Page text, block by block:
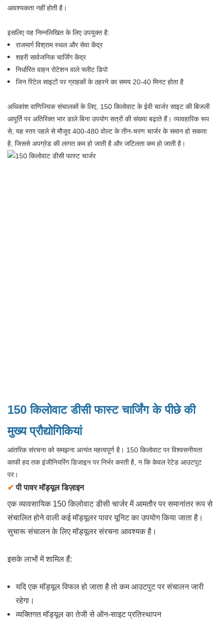
आवश्यकता नहीं होती है।
इसलिए यह निम्नलिखित के लिए उपयुक्त है:
राजमार्ग विश्राम स्थल और सेवा केंद्र
शहरी सार्वजनिक चार्जिंग केंद्र
निर्धारित वाहन रोटेशन वाले फ्लीट डिपो
जिन रिटेल साइटों पर ग्राहकों के ठहरने का समय 20-40 मिनट होता है
अधिकांश वाणिज्यिक संचालकों के लिए, 150 किलोवाट के ईवी चार्जर साइट की बिजली
आपूर्ति पर अतिरिक्त भार डाले बिना उपयोग सत्रों की संख्या बढ़ाते हैं। व्यावहारिक रूप
से, यह स्तर पहले से मौजूद 400-480 वोल्ट के तीन-चरण चार्जर के समान हो सकता
है, जिससे अपग्रेड की लागत कम हो जाती है और जटिलता कम हो जाती है।
150 किलोवाट डीसी फास्ट चार्जिंग के पीछे की
मुख्य प्रौद्योगिकियां
आंतरिक संरचना को समझना अत्यंत महत्वपूर्ण है। 150 किलोवाट पर विश्वसनीयता
काफी हद तक इंजीनियरिंग डिजाइन पर निर्भर करती है, न कि केवल रेटेड आउटपुट
पर।
✔ पी पावर मॉड्यूल डिज़ाइन
एक व्यावसायिक 150 किलोवाट डीसी चार्जर में आमतौर पर समानांतर रूप से
संचालित होने वाली कई मॉड्यूलर पावर यूनिट का उपयोग किया जाता है।
सुचारू संचालन के लिए मॉड्यूलर संरचना आवश्यक है।
इसके लाभों में शामिल हैं:
यदि एक मॉड्यूल विफल हो जाता है तो कम आउटपुट पर संचालन जारी
रहेगा।
व्यक्तिगत मॉड्यूल का तेजी से ऑन-साइट प्रतिस्थापन